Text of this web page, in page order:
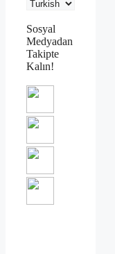
Sosyal
Medyadan
Takipte
Kalın!